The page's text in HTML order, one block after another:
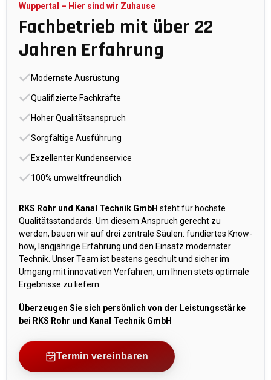
Wuppertal – Hier sind wir Zuhause
Fachbetrieb mit über 22
Jahren Erfahrung
Modernste Ausrüstung
Qualifizierte Fachkräfte
Hoher Qualitätsanspruch
Sorgfältige Ausführung
Exzellenter Kundenservice
100% umweltfreundlich
RKS Rohr und Kanal Technik GmbH steht für höchste
Qualitätsstandards. Um diesem Anspruch gerecht zu
werden, bauen wir auf drei zentrale Säulen: fundiertes Know-
how, langjährige Erfahrung und den Einsatz modernster
Technik. Unser Team ist bestens geschult und sicher im
Umgang mit innovativen Verfahren, um Ihnen stets optimale
Ergebnisse zu liefern.
Überzeugen Sie sich persönlich von der Leistungsstärke
bei RKS Rohr und Kanal Technik GmbH
Termin vereinbaren